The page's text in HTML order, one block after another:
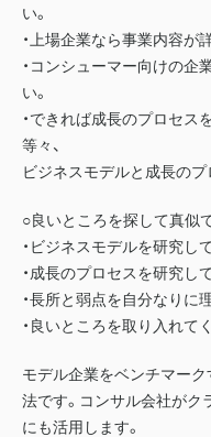
い。
・上場企業なら事業内容が
・コンシューマー向けの企
い。
・できれば成長のプロセス
等々、
ビジネスモデルと成長のプ
○良いところを探して真似
・ビジネスモデルを研究し
・成長のプロセスを研究し
・長所と弱点を自分なりに
・良いところを取り入れて
モデル企業をベンチマー
法です。コンサル会社がク
にも活用します。